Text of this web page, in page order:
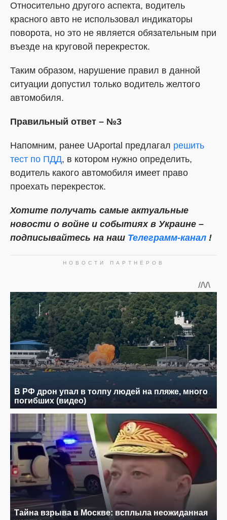
Относительно другого аспекта, водитель
красного авто не использовал индикаторы
поворота, но это не является обязательным при
въезде на круговой перекресток.
Таким образом, нарушение правил в данной
ситуации допустил только водитель желтого
автомобиля.
Правильный ответ – №3
Напомним, ранее UAportal предлагал решить
тест по ПДД, в котором нужно определить,
водитель какого автомобиля имеет право
проехать перекресток.
Хотите получать самые актуальные
новости о войне и событиях в Украине –
подписывайтесь на наш Телеграмм-канал !